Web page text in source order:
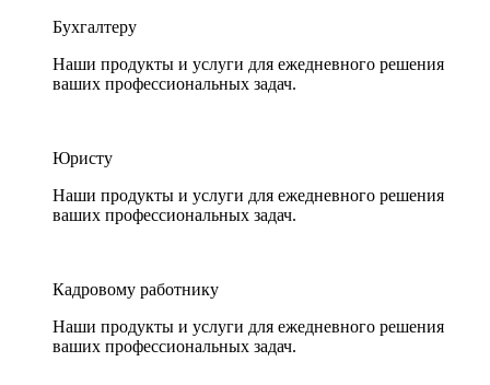
Бухгалтеру
Наши продукты и услуги для ежедневного решения
ваших профессиональных задач.
Юристу
Наши продукты и услуги для ежедневного решения
ваших профессиональных задач.
Кадровому работнику
Наши продукты и услуги для ежедневного решения
ваших профессиональных задач.